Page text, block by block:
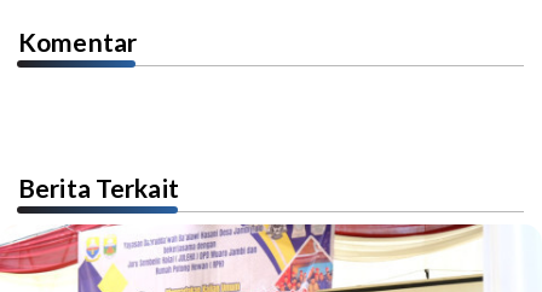
Komentar
Berita Terkait